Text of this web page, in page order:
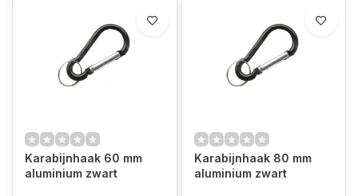
Karabijnhaak 60 mm
aluminium zwart
Karabijnhaak 80 mm
aluminium zwart